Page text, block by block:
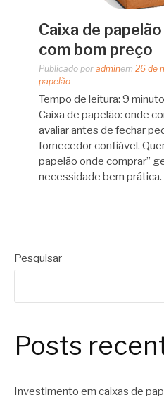
Caixa de
com bom preço
Publicado por adminem 26 de
papelão
Tempo de leitura: 9
Caixa de papelão: onde
avaliar antes de fechar
fornecedor confiável.
papelão onde comprar”
necessidade bem
Pesquisar
Posts
Investimento em caixas de